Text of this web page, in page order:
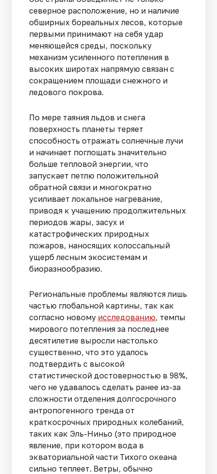
северное расположение, но и наличие
обширных бореальных лесов, которые
первыми принимают на себя удар
меняющейся среды, поскольку
механизм усиленного потепления в
высоких широтах напрямую связан с
сокращением площади снежного и
ледового покрова.
По мере таяния льдов и снега
поверхность планеты теряет
способность отражать солнечные лучи
и начинает поглощать значительно
больше тепловой энергии, что
запускает петлю положительной
обратной связи и многократно
усиливает локальное нагревание,
приводя к учащению продолжительных
периодов жары, засух и
катастрофических природных
пожаров, наносящих колоссальный
ущерб лесным экосистемам и
биоразнообразию.
Региональные проблемы являются лишь
частью глобальной картины, так как
согласно новому исследованию, темпы
мирового потепления за последнее
десятилетие выросли настолько
существенно, что это удалось
подтвердить с высокой
статистической достоверностью в 98%,
чего не удавалось сделать ранее из-за
сложности отделения долгосрочного
антропогенного тренда от
краткосрочных природных колебаний,
таких как Эль-Ниньо (это природное
явление, при котором вода в
экваториальной части Тихого океана
сильно теплеет. Ветры, обычно